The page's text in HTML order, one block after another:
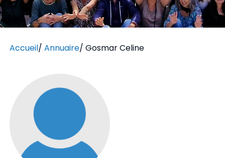
Accueil/ Annuaire/ Gosmar Celine